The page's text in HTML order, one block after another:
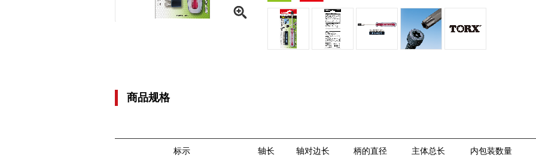
商品规格
标示
轴长
轴对边长
柄的直径
主体总长
内包装数量